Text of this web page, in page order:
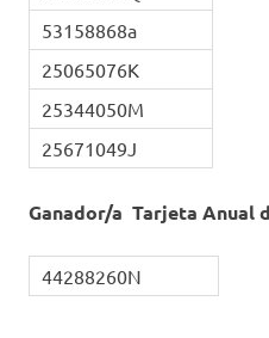
53158868a
25065076K
25344050M
25671049J
Ganador/a Tarjeta Anual
44288260N